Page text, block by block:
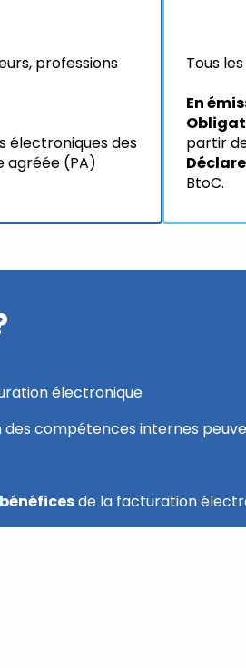
professions
électroniques des
agréée (PA)
Tous
En
partir
BtoC.
électronique
des compétences internes
de la facturation